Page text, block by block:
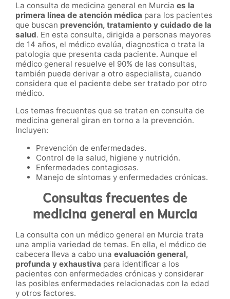
La consulta de medicina general en Murcia es la
primera línea de atención médica para los pacientes
que buscan prevención, tratamiento y cuidado de la
salud. En esta consulta, dirigida a personas mayores
de 14 años, el médico evalúa, diagnostica o trata la
patología que presenta cada paciente. Aunque el
médico general resuelve el 90% de las consultas,
también puede derivar a otro especialista, cuando
considera que el paciente debe ser tratado por otro
médico.
Los temas frecuentes que se tratan en consulta de
medicina general giran en torno a la prevención.
Incluyen:
Prevención de enfermedades.
Control de la salud, higiene y nutrición.
Enfermedades contagiosas.
Manejo de síntomas y enfermedades crónicas.
Consultas frecuentes de
medicina general en Murcia
La consulta con un médico general en Murcia trata
una amplia variedad de temas. En ella, el médico de
cabecera lleva a cabo una evaluación general,
profunda y exhaustiva para identificar a los
pacientes con enfermedades crónicas y considerar
las posibles enfermedades relacionadas con la edad
y otros factores.